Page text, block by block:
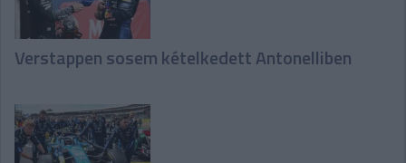
Verstappen sosem kételkedett Antonelliben